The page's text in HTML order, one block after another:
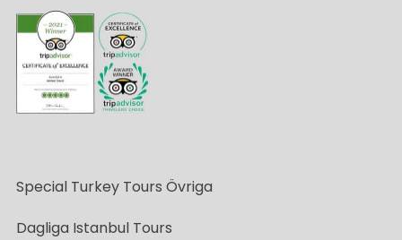
Special Turkey Tours Övriga
Dagliga Istanbul Tours